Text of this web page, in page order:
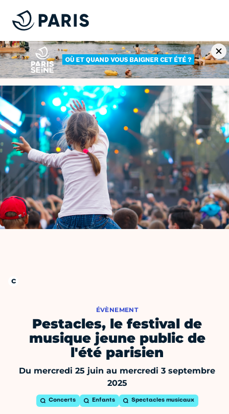
ÉVÈNEMENT
Pestacles, le festival de
musique jeune public de
l'été parisien
Du mercredi 25 juin au mercredi 3 septembre
2025
Concerts Enfants Spectacles musicaux